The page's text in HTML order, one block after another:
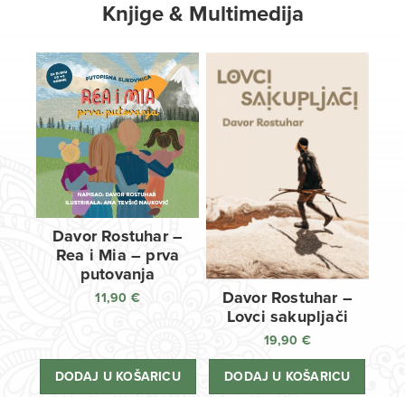
Knjige & Multimedija
Davor Rostuhar –
Rea i Mia – prva
putovanja
11,90 €
DODAJ U KOŠARICU
Davor Rostuhar –
Lovci sakupljači
19,90 €
DODAJ U KOŠARICU